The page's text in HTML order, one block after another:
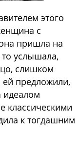
этого
с
пришла на
услышала,
слишком
предложили,
идеалом
классическими
к тогдашним